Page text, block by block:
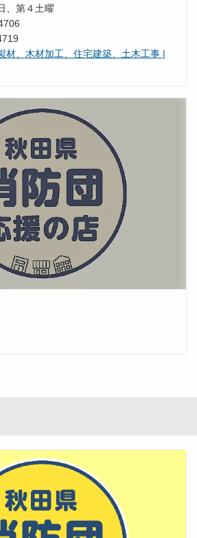
、第４土曜
材、木材加工、住宅建築、土木工事 |